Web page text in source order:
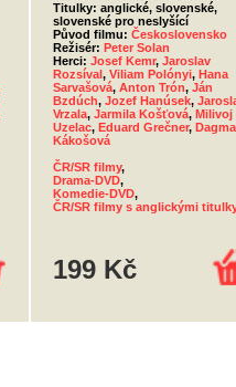
Titulky: anglické, slovenské,
slovenské pro neslyšící
Původ filmu: Československo
Režisér: Peter Solan
Herci: Josef Kemr, Jaroslav
Rozsíval, Viliam Polónyi, Hana
Sarvašová, Anton Trón, Ján
Bzdúch, Jozef Hanúsek,
Vrzala, Jarmila Košťová, Milivoj
Uzelac, Eduard Grečner,
Kákošová
ČR/SR filmy,
Drama-DVD,
Komedie-DVD,
ČR/SR filmy s anglickými
199 Kč